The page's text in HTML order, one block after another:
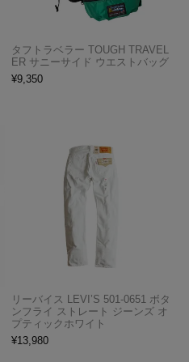
タフトラベラー TOUGH TRAVEL
ER サニーサイド ウエストバッグ
¥9,350
リーバイス LEVI’S 501-0651 ボタ
ンフライ ストレート ジーンズ オ
プティックホワイト
¥13,980